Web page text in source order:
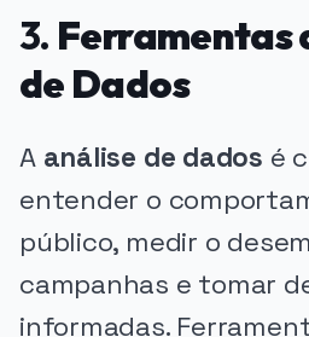
3. Ferramentas
de Dados
A análise de dados é
entender o
público, medir o
campanhas e tomar
informadas.